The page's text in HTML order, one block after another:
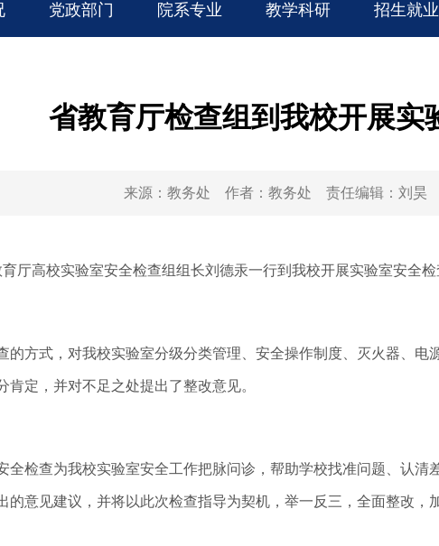
党政部门 院系专业 教学科研 招生就业
省教育厅检查组到我校开展实
来源： 教务处 作者： 教务处 责任编辑： 刘昊
高校实验室安全检查组组长刘德汞一行到我校开展实验室安全检
方式，对我校实验室分级分类管理、安全操作制度、灭火器、电
肯定，并对不足之处提出了整改意见。
检查为我校实验室安全工作把脉问诊，帮助学校找准问题、认清
的意见建议，并将以此次检查指导为契机，举一反三，全面整改